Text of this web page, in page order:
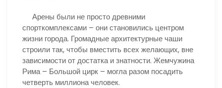
Арены были не просто древними
спорткомплексами – они становились центром
жизни города. Громадные архитектурные чаши
строили так, чтобы вместить всех желающих, вне
зависимости от достатка и знатности. Жемчужина
Рима – Большой цирк – могла разом посадить
четверть миллиона человек.